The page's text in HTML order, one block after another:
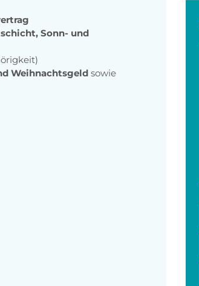
Sonn- und
Weihnachtsgeld sowie